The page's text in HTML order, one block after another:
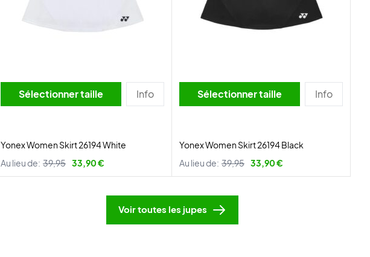
Sélectionner taille Info
Yonex Women Skirt 26194 White
Au lieu de: 39,95 33,90 €
Sélectionner taille Info
Yonex Women Skirt 26194 Black
Au lieu de: 39,95 33,90 €
Voir toutes les jupes